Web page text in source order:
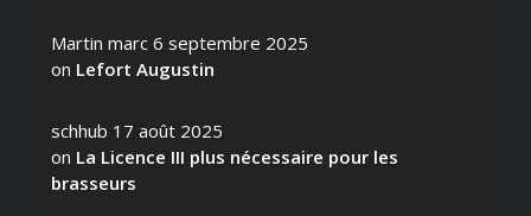
Martin marc 6 septembre 2025
on Lefort Augustin
schhub 17 août 2025
on La Licence III plus nécessaire pour les
brasseurs